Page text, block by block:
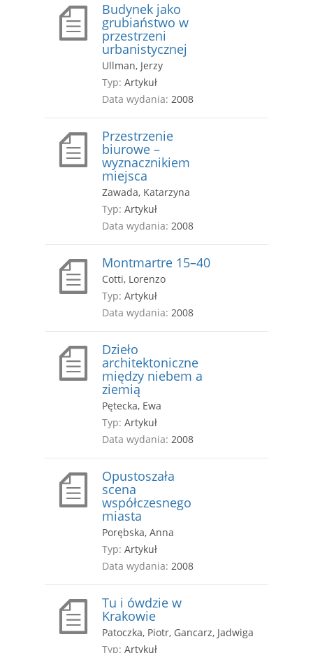
Budynek jako
grubiaństwo w
przestrzeni
urbanistycznej
Ullman, Jerzy
Typ: Artykuł
Data wydania: 2008
Przestrzenie
biurowe –
wyznacznikiem
miejsca
Zawada, Katarzyna
Typ: Artykuł
Data wydania: 2008
Montmartre 15–40
Cotti, Lorenzo
Typ: Artykuł
Data wydania: 2008
Dzieło
architektoniczne
między niebem a
ziemią
Pętecka, Ewa
Typ: Artykuł
Data wydania: 2008
Opustoszała
scena
współczesnego
miasta
Porębska, Anna
Typ: Artykuł
Data wydania: 2008
Tu i ówdzie w
Krakowie
Patoczka, Piotr, Gancarz, Jadwiga
Typ: Artykuł